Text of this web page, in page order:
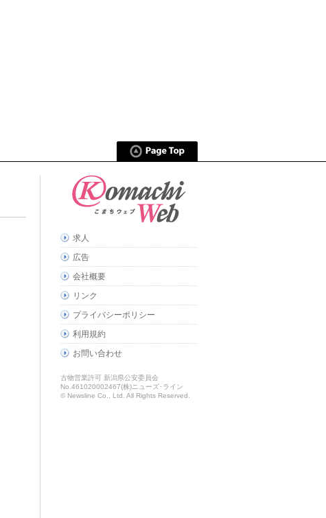
求人
広告
会社概要
リンク
プライバシーポリシー
利用規約
お問い合わせ
古物営業許可 新潟県公安委員会
No.461020002467(株)ニューズ･ライン
© Newsline Co., Ltd. All Rights Reserved.